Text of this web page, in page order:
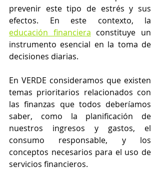
prevenir este tipo de estrés y sus
educación financiera constituye un
instrumento esencial en la toma de
decisiones diarias.
En VERDE consideramos que existen
temas prioritarios relacionados con
las finanzas que todos deberíamos
saber, como la planificación de
nuestros ingresos y gastos, el
consumo responsable, y los
conceptos necesarios para el uso de
servicios financieros.